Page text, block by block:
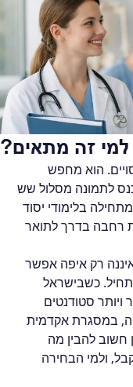
זה מתאים?
הוא מחפש
לתמונה מסלול שש
בלימודי יסוד
רחבה בדרך לתואר
רק איפה אפשר
כשבישראל
ויותר סטודנטים
במסגרת אקדמית
חשוב להבין מה
ולמי הבחירה